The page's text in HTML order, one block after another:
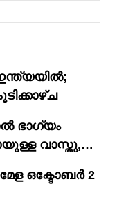
ഭാഗ്യം
വാസ്തു,
ഒക്ടോബർ 2